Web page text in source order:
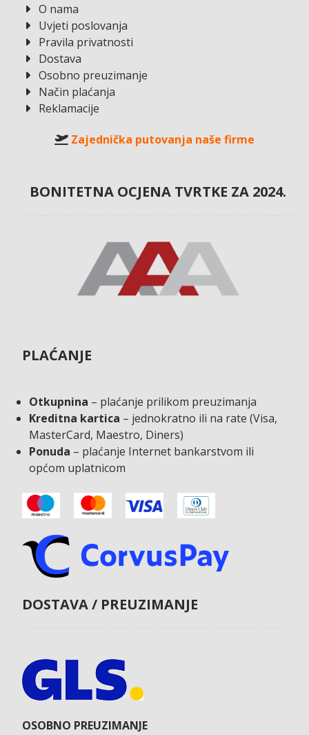
O nama
Uvjeti poslovanja
Pravila privatnosti
Dostava
Osobno preuzimanje
Način plaćanja
Reklamacije
Zajednička putovanja naše firme
BONITETNA OCJENA TVRTKE ZA 2024.
PLAĆANJE
Otkupnina – plaćanje prilikom preuzimanja
Kreditna kartica – jednokratno ili na rate (Visa,
MasterCard, Maestro, Diners)
Ponuda – plaćanje Internet bankarstvom ili
općom uplatnicom
DOSTAVA / PREUZIMANJE
OSOBNO PREUZIMANJE